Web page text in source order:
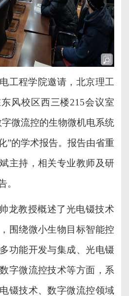
工程学院邀请，北京理工
风校区西三楼215会议室
微流控的生物微机电系统
”的学术报告。报告由省重
主持，相关专业教师及研
。
龙教授概述了光电镊技术
围绕微小生物目标智能控
功能开发与集成、光电镊
字微流控技术等方面，系
镊技术、数字微流控领域